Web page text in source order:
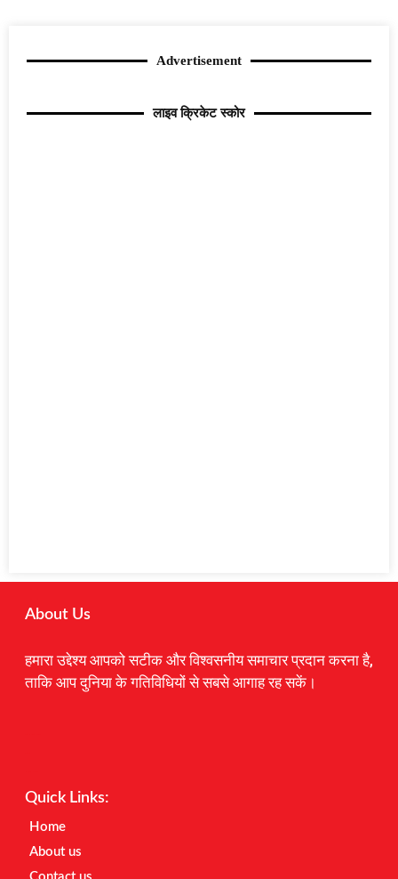
Advertisement
लाइव क्रिकेट स्कोर
About Us
हमारा उद्देश्य आपको सटीक और विश्वसनीय समाचार प्रदान करना है,
ताकि आप दुनिया के गतिविधियों से सबसे आगाह रह सकें।
Quick Links:
Home
About us